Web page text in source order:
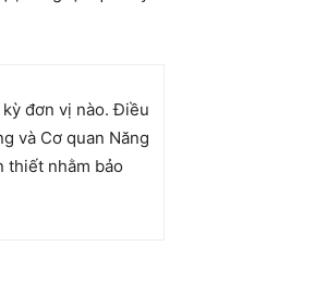
đơn vị nào. Điều
và Cơ quan Năng
thiết nhằm bảo